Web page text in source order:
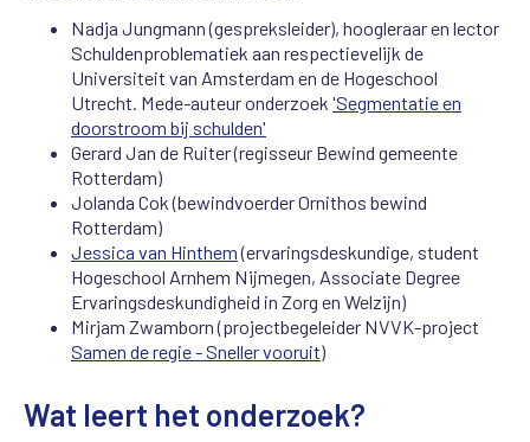
Nadja Jungmann (gespreksleider), hoogleraar en lector
Schuldenproblematiek aan respectievelijk de
Universiteit van Amsterdam en de Hogeschool
Utrecht. Mede-auteur onderzoek 'Segmentatie en
doorstroom bij schulden'
Gerard Jan de Ruiter (regisseur Bewind gemeente
Rotterdam)
Jolanda Cok (bewindvoerder Ornithos bewind
Rotterdam)
Jessica van Hinthem(ervaringsdeskundige, student
Hogeschool Arnhem Nijmegen, Associate Degree
Ervaringsdeskundigheid in Zorg en Welzijn)
Mirjam Zwamborn (projectbegeleider NVVK-project
Samen de regie - Sneller vooruit)
Wat leert het onderzoek?